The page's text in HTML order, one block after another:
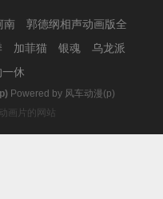
南
郭德纲相声动画版全
加菲猫 银魂
乌龙派
休
Powered by 风车动漫(p)
画片的网站